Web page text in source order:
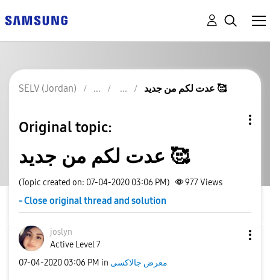
SELV (Jordan) عدت لكم من جديد 🥰
Original topic:
عدت لكم من جديد 🥰
(Topic created on: 07-04-2020 03:06 PM) 977Views
- Close original thread and solution
joslyn
Active Level 7
‎07-04-2020 03:06 PM in معرض جالاكسى